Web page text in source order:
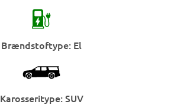
Brændstoftype: El
Karosseritype: SUV